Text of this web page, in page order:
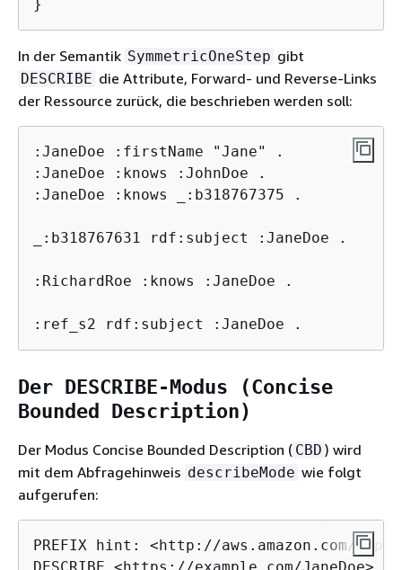
}
In der Semantik SymmetricOneStep gibt
DESCRIBE die Attribute, Forward- und Reverse-Links
der Ressource zurück, die beschrieben werden soll:
:JaneDoe :firstName "Jane" .
:JaneDoe :knows :JohnDoe .
:JaneDoe :knows _:b318767375 .
_:b318767631 rdf:subject :JaneDoe .
:RichardRoe :knows :JaneDoe .
:ref_s2 rdf:subject :JaneDoe .
Der DESCRIBE-Modus (Concise
Bounded Description)
Der Modus Concise Bounded Description ( CBD ) wird
mit dem Abfragehinweis describeMode wie folgt
aufgerufen:
PREFIX hint: <http://aws.amazon.com/